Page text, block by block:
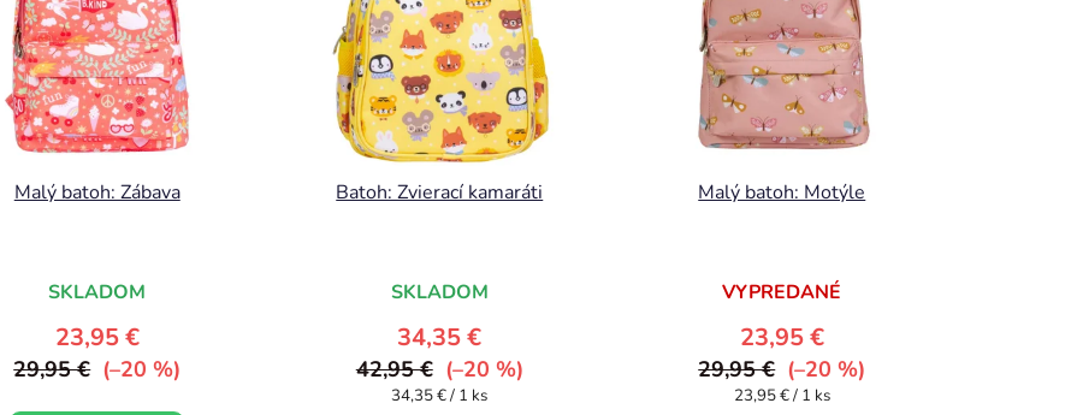
Malý batoh: Zábava
SKLADOM
23,95 €
29,95 € (–20 %)
Batoh: Zvierací kamaráti
SKLADOM
34,35 €
42,95 € (–20 %)
Jednotková
34,35 € / 1 ks
Malý batoh: Motýle
VYPREDANÉ
23,95 €
29,95 € (–20 %)
Jednotková
23,95 € / 1 ks